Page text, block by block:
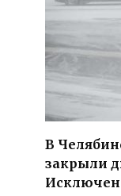
В
закрыли